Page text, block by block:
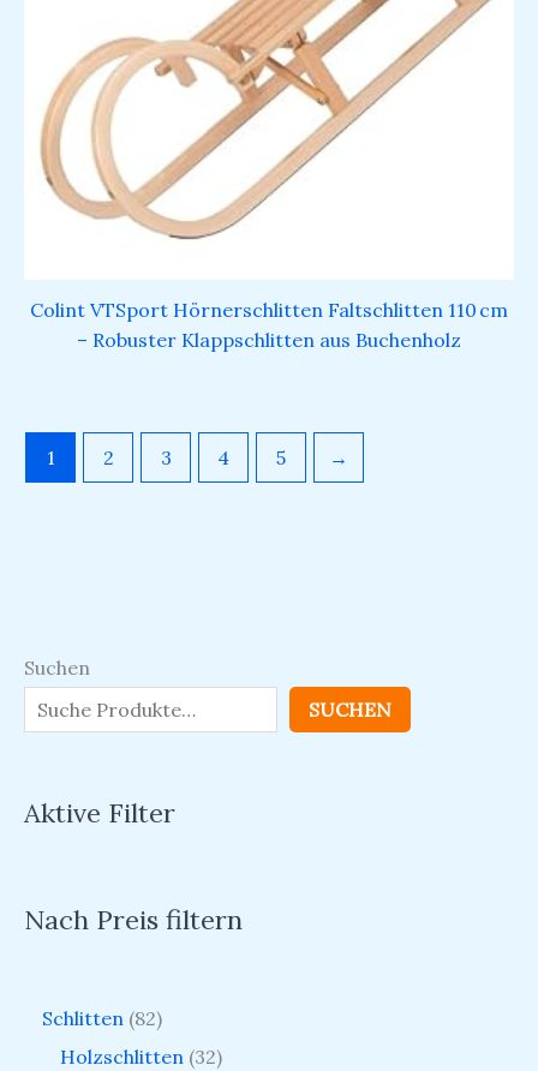
Suchen
SUCHEN
Aktive Filter
Nach Preis filtern
Schlitten 82
Holzschlitten 32
Colint VTSport Hörnerschlitten Faltschlitten 110 cm
– Robuster Klappschlitten aus Buchenholz
1 2 3 4 5 →